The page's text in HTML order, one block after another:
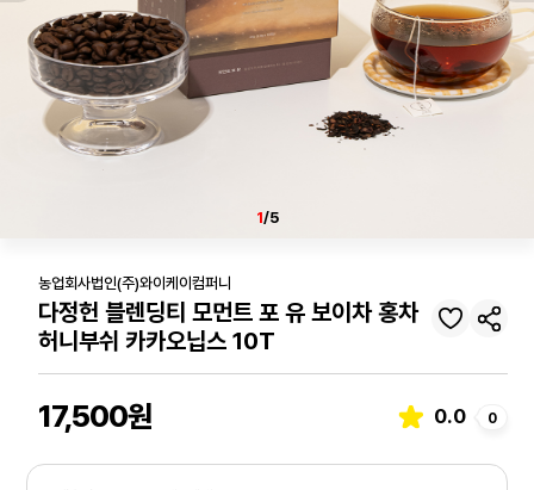
1/5
농업회사법인(주)와이케이컴퍼니
다정헌 블렌딩티 모먼트 포 유 보이차 홍차
허니부쉬 카카오닙스 10T
17,500원 0.0 0